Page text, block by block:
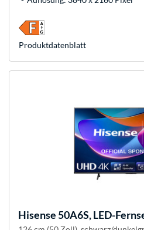
Produkt­datenblatt
Hisense50A6S, LED-